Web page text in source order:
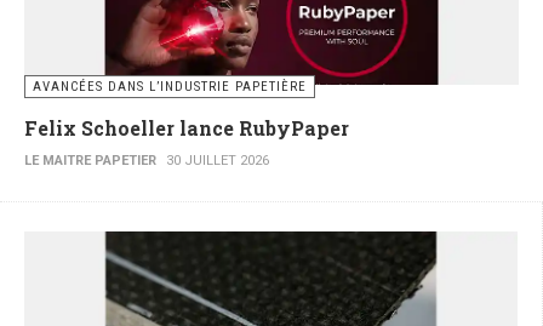
AVANCÉES DANS L’INDUSTRIE PAPETIÈRE
Felix Schoeller lance RubyPaper
LE MAITRE PAPETIER 30 JUILLET 2026